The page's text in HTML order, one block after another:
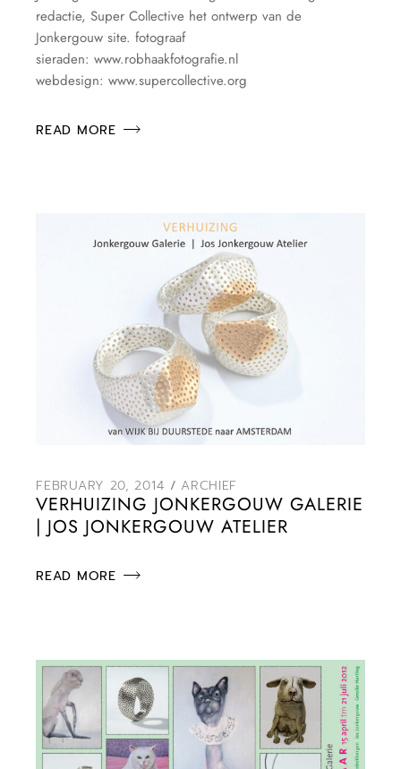
redactie, Super Collective het ontwerp van de
Jonkergouw site. fotograaf
sieraden: www.robhaakfotografie.nl
webdesign: www.supercollective.org
READ MORE
FEBRUARY 20, 2014 ARCHIEF
VERHUIZING JONKERGOUW GALERIE
| JOS JONKERGOUW ATELIER
READ MORE